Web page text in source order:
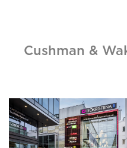
Cushman &